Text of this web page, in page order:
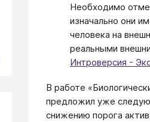
Необходимо
изначально они
человека на
реальными
Интроверсия -
В работе
предложил уже
снижению порога